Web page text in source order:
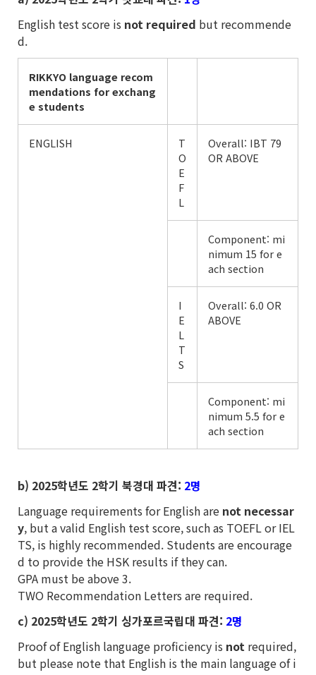
English test score is not required but recommende
d.
RIKKYO language recom
mendations for exchang
e students
ENGLISH
T
O
E
F
L
Overall: IBT 79
OR ABOVE
Component: mi
nimum 15 for e
ach section
I
E
L
T
S
Overall: 6.0 OR
ABOVE
Component: mi
nimum 5.5 for e
ach section
b) 2025학년도 2학기 북경대 파견: 2명
Language requirements for English are not necessar
y, but a valid English test score, such as TOEFL or IEL
TS, is highly recommended. Students are encourage
d to provide the HSK results if they can.
GPA must be above 3.
TWO Recommendation Letters are required.
c) 2025학년도 2학기 싱가포르국립대 파견: 2명
Proof of English language proficiency is not required,
but please note that English is the main language of i